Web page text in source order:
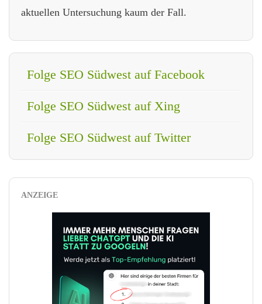
aktuellen Untersuchung kaum der Fall.
Folge SEO Südwest auf Facebook
Folge SEO Südwest auf Xing
Folge SEO Südwest auf Twitter
ANZEIGE